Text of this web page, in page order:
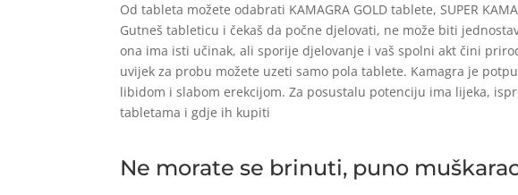
Od tableta možete odabrati KAMAGRA GOLD tablete, SUPER
Gutneš tableticu i čekaš da počne djelovati, ne može biti
ona ima isti učinak, ali sporije djelovanje i vaš spolni akt čini
uvijek za probu možete uzeti samo pola tablete. Kamagra je
libidom i slabom erekcijom. Za posustalu potenciju ima lijeka,
tabletama i gdje ih kupiti
Ne morate se brinuti, puno